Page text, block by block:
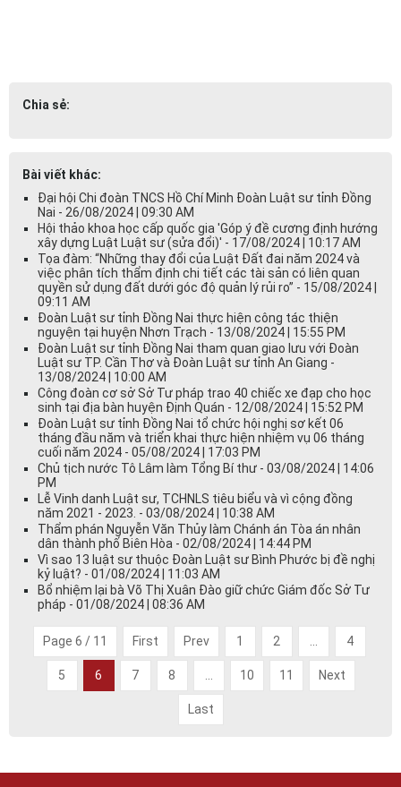
Chia sẻ:
Bài viết khác:
Đại hội Chi đoàn TNCS Hồ Chí Minh Đoàn Luật sư tỉnh Đồng
Nai - 26/08/2024 | 09:30 AM
Hội thảo khoa học cấp quốc gia 'Góp ý đề cương định hướng
xây dựng Luật Luật sư (sửa đổi)' - 17/08/2024 | 10:17 AM
Tọa đàm: “Những thay đổi của Luật Đất đai năm 2024 và
việc phân tích thẩm định chi tiết các tài sản có liên quan
quyền sử dụng đất dưới góc độ quản lý rủi ro” - 15/08/2024 |
09:11 AM
Đoàn Luật sư tỉnh Đồng Nai thực hiện công tác thiện
nguyện tại huyện Nhơn Trạch - 13/08/2024 | 15:55 PM
Đoàn Luật sư tỉnh Đồng Nai tham quan giao lưu với Đoàn
Luật sư TP. Cần Thơ và Đoàn Luật sư tỉnh An Giang -
13/08/2024 | 10:00 AM
Công đoàn cơ sở Sở Tư pháp trao 40 chiếc xe đạp cho học
sinh tại địa bàn huyện Định Quán - 12/08/2024 | 15:52 PM
Đoàn Luật sư tỉnh Đồng Nai tổ chức hội nghị sơ kết 06
tháng đầu năm và triển khai thực hiện nhiệm vụ 06 tháng
cuối năm 2024 - 05/08/2024 | 17:03 PM
Chủ tịch nước Tô Lâm làm Tổng Bí thư - 03/08/2024 | 14:06
PM
Lễ Vinh danh Luật sư, TCHNLS tiêu biểu và vì cộng đồng
năm 2021 - 2023. - 03/08/2024 | 10:38 AM
Thẩm phán Nguyễn Văn Thủy làm Chánh án Tòa án nhân
dân thành phố Biên Hòa - 02/08/2024 | 14:44 PM
Vì sao 13 luật sư thuộc Đoàn Luật sư Bình Phước bị đề nghị
kỷ luật? - 01/08/2024 | 11:03 AM
Bổ nhiệm lại bà Võ Thị Xuân Đào giữ chức Giám đốc Sở Tư
pháp - 01/08/2024 | 08:36 AM
Page 6 / 11 First Prev 1 2 4
5 6 7 8 10 11 Next
Last